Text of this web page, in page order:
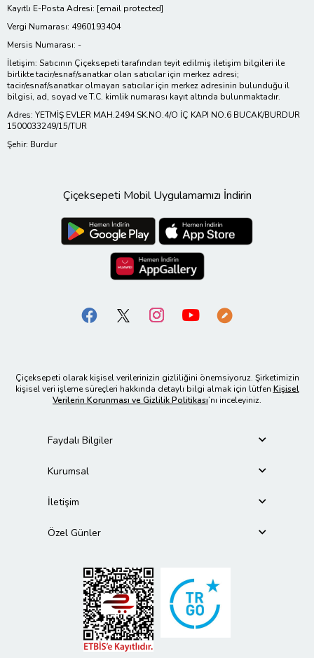
Kayıtlı E-Posta Adresi: [email protected]
Vergi Numarası: 4960193404
Mersis Numarası: -
İletişim: Satıcının Çiçeksepeti tarafından teyit edilmiş iletişim bilgileri ile
birlikte tacir/esnaf/sanatkar olan satıcılar için merkez adresi;
tacir/esnaf/sanatkar olmayan satıcılar için merkez adresinin bulunduğu il
bilgisi, ad, soyad ve T.C. kimlik numarası kayıt altında bulunmaktadır.
Adres: YETMİŞ EVLER MAH.2494 SK.NO.4/O İÇ KAPI NO.6 BUCAK/BURDUR
1500033249/15/TUR
Şehir: Burdur
Çiçeksepeti Mobil Uygulamamızı İndirin
Çiçeksepeti olarak kişisel verilerinizin gizliliğini önemsiyoruz. Şirketimizin
kişisel veri işleme süreçleri hakkında detaylı bilgi almak için lütfen Kişisel
Verilerin Korunması ve Gizlilik Politikası’nı inceleyiniz.
Faydalı Bilgiler
Kurumsal
İletişim
Özel Günler